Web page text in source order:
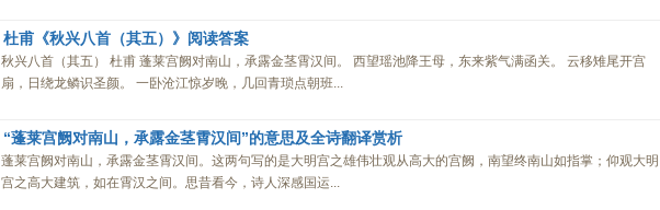
杜甫《秋兴八首（其五）》阅读答案
秋兴八首（其五） 杜甫 蓬莱宫阙对南山，承露金茎霄汉间。 西望瑶池降王母，东来紫气满函关。 云移雉尾开宫
扇，日绕龙鳞识圣颜。 一卧沧江惊岁晚，几回青琐点朝班...
“蓬莱宫阙对南山，承露金茎霄汉间”的意思及全诗翻译赏析
蓬莱宫阙对南山，承露金茎霄汉间。这两句写的是大明宫之雄伟壮观从高大的宫阙，南望终南山如指掌；仰观大明
宫之高大建筑，如在霄汉之间。思昔看今，诗人深感国运...